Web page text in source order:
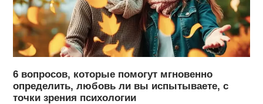
6 вопросов, которые помогут мгновенно
определить, любовь ли вы испытываете, с
точки зрения психологии